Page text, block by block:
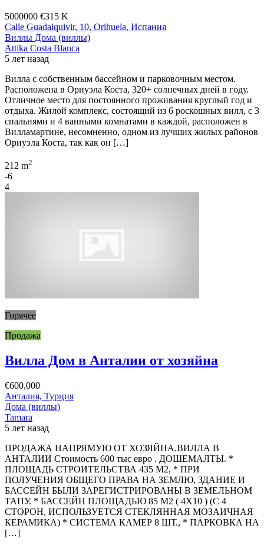
5000000 €315 K
Calle Guadalquivir, 10, Orihuela, Испания
Виллы Дома (виллы)
Attika Costa Blanca
5 лет назад
Вилла с собственным бассейном и парковочным местом.
Расположена в Ориуэла Коста, 320+ солнечных дней в году.
Отличное место для постоянного проживания круглый год и
отдыха. Жилой комплекс, состоящий из 6 роскошных вилл, с 3
спальнями и 4 ванными комнатами в каждой, расположен в
Вилламартине, несомненно, одном из лучших жилых районов
Ориуэла Коста, так как он […]
212 m2
-6
4
Горячее
Продажа
Вилла Дом в Анталии от хозяйна
€600,000
Анталия, Турция
Дома (виллы)
Tamara
5 лет назад
ПРОДАЖА НАПРЯМУЮ ОТ ХОЗЯЙНА.ВИЛЛА В
АНТАЛИИ Стоимость 600 тыс евро . ДОШЕМАЛТЫ. *
ПЛОЩАДЬ СТРОИТЕЛЬСТВА 435 М2, * ПРИ
ПОЛУЧЕНИЯ ОБЩЕГО ПРАВА НА ЗЕМЛЮ, ЗДАНИЕ И
БАССЕЙН БЫЛИ ЗАРЕГИСТРИРОВАНЫ В ЗЕМЕЛЬНОМ
ТАПУ. * БАССЕЙН ПЛОЩАДЬЮ 85 М2 ( 4Х10 ) (С 4
СТОРОН, ИСПОЛЬЗУЕТСЯ СТЕКЛЯННАЯ МОЗАИЧНАЯ
КЕРАМИКА) * СИСТЕМА КАМЕР 8 ШТ., * ПАРКОВКА НА
[…]